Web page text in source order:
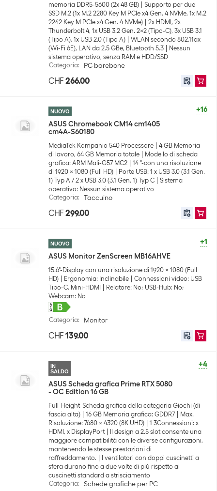
memoria DDR5-5600 (2x 48 GB)
Supporto per due
SSD M.2 (1x M.2 2280 Key M PCIe x4 Gen. 4 NVMe, 1x M.2
2242 Key M PCIe x4 Gen. 4 NVMe)
2x HDMI, 2x
Thunderbolt 4, 1x USB 3.2 Gen. 2x2 (Tipo-C), 3x USB 3.1
(Tipo A), 1x USB 2.0 (Tipo A)
WLAN secondo 802.11ax
(Wi-Fi 6E), LAN da 2.5 GBe, Bluetooth 5.3
Nessun
sistema operativo, senza RAM e HDD/SSD
Categoria: PC barebone
CHF 266.00
+16
NUOVO
ASUS Chromebook CM14 cm1405
cm4A-S60180
MediaTek Kompanio 540 Processore
4 GB Memoria
di lavoro, 64 GB Memoria totale
Modello di scheda
grafica: ARM Mali-G57 MC2
14 "-con una risoluzione
di 1920 x 1080 (Full HD)
Porte USB: 1 x USB 3.0 (3.1 Gen.
1) Typ A / 2 x USB 3.0 (3.1 Gen. 1) Typ C
Sistema
operativo: Nessun sistema operativo
Categoria: Taccuino
CHF 299.00
+1
NUOVO
ASUS Monitor ZenScreen MB16AHVE
15.6"-Display con una risoluzione di 1920 x 1080 (Full
HD)
Ergonomia: Inclinabile
Connessioni video: USB
Tipo-C, Mini-HDMI
Relatore: No; USB-Hub: No;
Webcam: No
Categoria: Monitor
CHF 139.00
+4
IN
SALDO
ASUS Scheda grafica Prime RTX 5080
- OC Edition 16 GB
Full-Height-Scheda grafica della categoria Giochi (di
fascia alta)
16 GB Memoria grafica: GDDR7
Max.
Risoluzione: 7680 x 4320 (8K UHD)
1 3Connessioni: x
HDMI, x DisplayPort
Il design a 2.5 slot consente una
maggiore compatibilità con le diverse configurazioni,
mantenendo le stesse prestazioni di
raffreddamento.
I ventilatori con doppi cuscinetti a
sfera durano fino a due volte di più rispetto ai
cuscinetti standard a strisciamento
Categoria: Schede grafiche per PC